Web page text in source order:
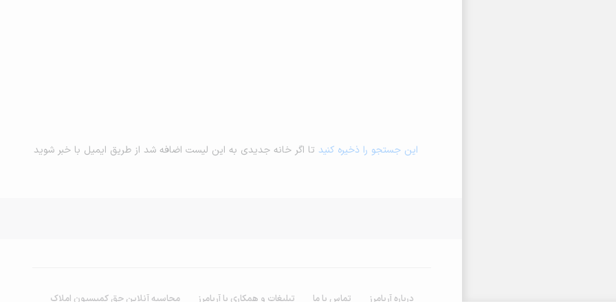
این جستجو را ذخیره کنید تا اگر خانه جدیدی به این لیست اضافه شد از طریق ایمیل با خبر شوید
درباره آریامرز تماس با ما تبلیغات و همکاری با آریامرز محاسبه آنلاین حق کمیسیون املاک